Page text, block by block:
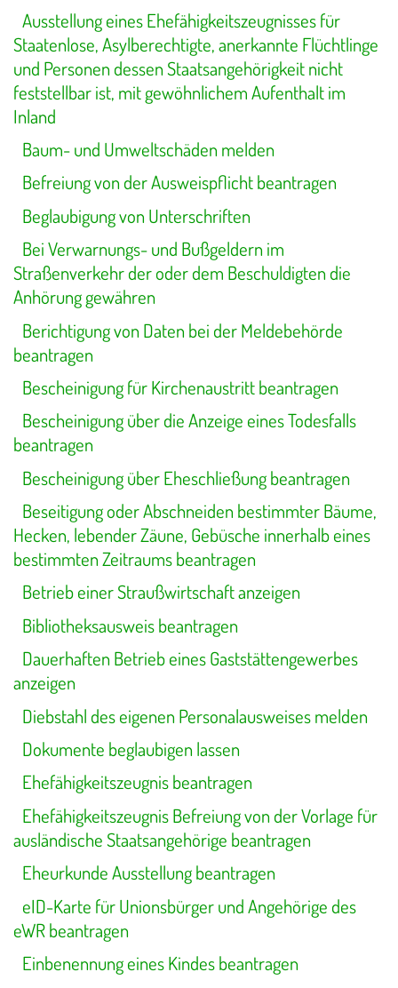
Ausstellung eines Ehefähigkeitszeugnisses für
Staatenlose, Asylberechtigte, anerkannte Flüchtlinge
und Personen dessen Staatsangehörigkeit nicht
feststellbar ist, mit gewöhnlichem Aufenthalt im
Inland
Baum- und Umweltschäden melden
Befreiung von der Ausweispflicht beantragen
Beglaubigung von Unterschriften
Bei Verwarnungs- und Bußgeldern im
Straßenverkehr der oder dem Beschuldigten die
Anhörung gewähren
Berichtigung von Daten bei der Meldebehörde
beantragen
Bescheinigung für Kirchenaustritt beantragen
Bescheinigung über die Anzeige eines Todesfalls
beantragen
Bescheinigung über Eheschließung beantragen
Beseitigung oder Abschneiden bestimmter Bäume,
Hecken, lebender Zäune, Gebüsche innerhalb eines
bestimmten Zeitraums beantragen
Betrieb einer Straußwirtschaft anzeigen
Bibliotheksausweis beantragen
Dauerhaften Betrieb eines Gaststättengewerbes
anzeigen
Diebstahl des eigenen Personalausweises melden
Dokumente beglaubigen lassen
Ehefähigkeitszeugnis beantragen
Ehefähigkeitszeugnis Befreiung von der Vorlage für
ausländische Staatsangehörige beantragen
Eheurkunde Ausstellung beantragen
eID-Karte für Unionsbürger und Angehörige des
eWR beantragen
Einbenennung eines Kindes beantragen